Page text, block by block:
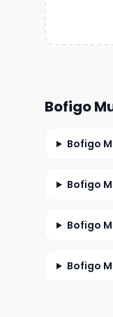
Bofigo
Bofigo
Bofigo
Bofigo
Bofigo